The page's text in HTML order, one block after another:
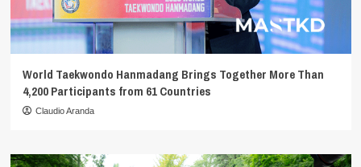
World Taekwondo Hanmadang Brings Together More Than
4,200 Participants from 61 Countries
Claudio Aranda